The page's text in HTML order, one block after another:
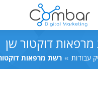
דוקטור שן
עבודות רשת מרפאות